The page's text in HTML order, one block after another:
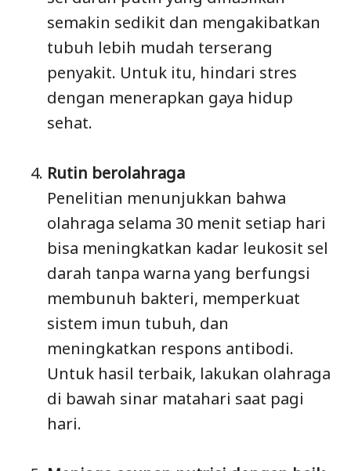
semakin sedikit dan mengakibatkan
tubuh lebih mudah terserang
penyakit. Untuk itu, hindari stres
dengan menerapkan gaya hidup
sehat.
Rutin berolahraga
Penelitian menunjukkan bahwa
olahraga selama 30 menit setiap hari
bisa meningkatkan kadar leukosit sel
darah tanpa warna yang berfungsi
membunuh bakteri, memperkuat
sistem imun tubuh, dan
meningkatkan respons antibodi.
Untuk hasil terbaik, lakukan olahraga
di bawah sinar matahari saat pagi
hari.